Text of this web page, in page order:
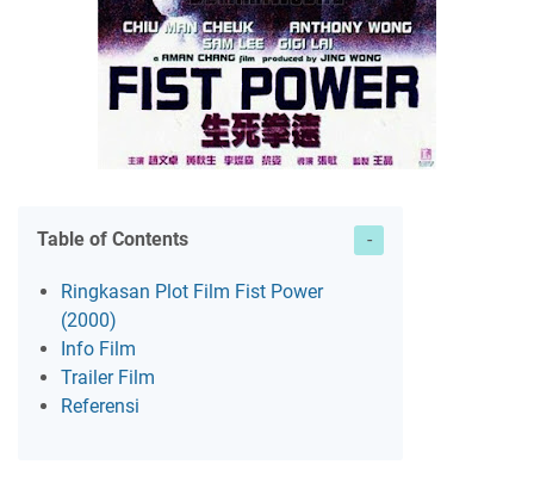
Table of Contents
Ringkasan Plot Film Fist Power
(2000)
Info Film
Trailer Film
Referensi